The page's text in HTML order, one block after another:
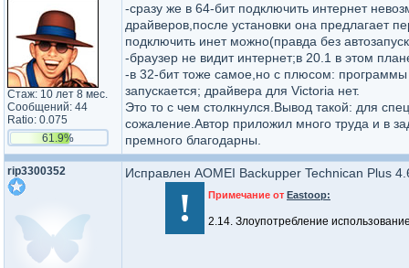
Стаж: 10 лет 8 мес.
Сообщений: 44
Ratio: 0.075
61.9%
-сразу же в 64-бит подключить интернет
драйверов,после установки она предлагает
подключить инет можно(правда без
-браузер не видит интернет;в 20.1 в этом
-в 32-бит тоже самое,но с плюсом:
запускается; драйвера для Victoria нет.
Это то с чем столкнулся.Вывод такой: для
сожаление.Автор приложил много труда и в
премного благодарны.
rip3300352 Исправлен AOMEI Backupper Technican
! Примечание от Eastoop:
2.14. Злоупотребление